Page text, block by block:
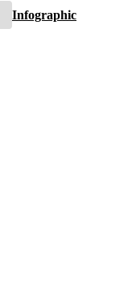
Infographic